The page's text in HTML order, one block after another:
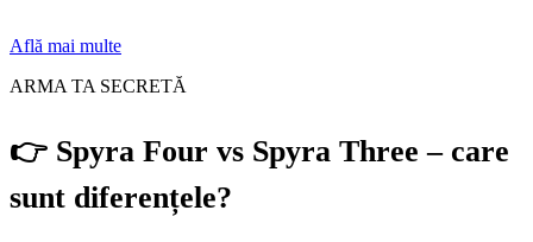
Află mai multe
ARMA TA SECRETĂ
👉 Spyra Four vs Spyra Three – care
sunt diferențele?